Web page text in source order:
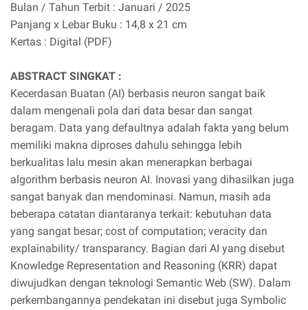
Bulan / Tahun Terbit : Januari / 2025
Panjang x Lebar Buku : 14,8 x 21 cm
Kertas : Digital (PDF)
ABSTRACT SINGKAT :
Kecerdasan Buatan (AI) berbasis neuron sangat baik
dalam mengenali pola dari data besar dan sangat
beragam. Data yang defaultnya adalah fakta yang belum
memiliki makna diproses dahulu sehingga lebih
berkualitas lalu mesin akan menerapkan berbagai
algorithm berbasis neuron AI. Inovasi yang dihasilkan juga
sangat banyak dan mendominasi. Namun, masih ada
beberapa catatan diantaranya terkait: kebutuhan data
yang sangat besar; cost of computation; veracity dan
explainability/ transparancy. Bagian dari AI yang disebut
Knowledge Representation and Reasoning (KRR) dapat
diwujudkan dengan teknologi Semantic Web (SW). Dalam
perkembangannya pendekatan ini disebut juga Symbolic